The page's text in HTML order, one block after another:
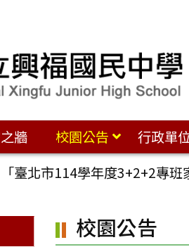
牆 校園公告 行政單
「臺北市114學年度3+2+2專
校園公告